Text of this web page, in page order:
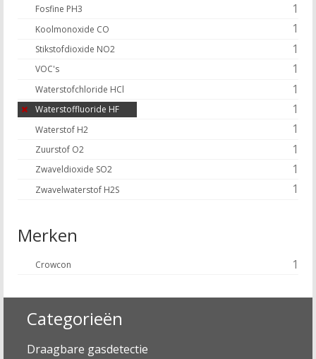
Fosfine PH3 1
Koolmonoxide CO 1
Stikstofdioxide NO2 1
VOC's 1
Waterstofchloride HCl 1
Waterstoffluoride HF 1
Waterstof H2 1
Zuurstof O2 1
Zwaveldioxide SO2 1
Zwavelwaterstof H2S 1
Merken
Crowcon 1
Categorieën
Draagbare gasdetectie